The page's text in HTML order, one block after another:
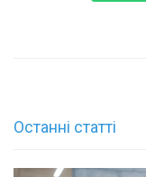
Останні статті